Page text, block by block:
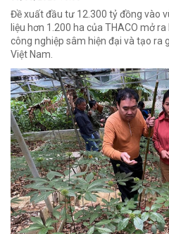
Đề xuất đầu tư 12.300 tỷ đồng vào
liệu hơn 1.200 ha của THACO mở
công nghiệp sâm hiện đại và tạo ra
Việt Nam.